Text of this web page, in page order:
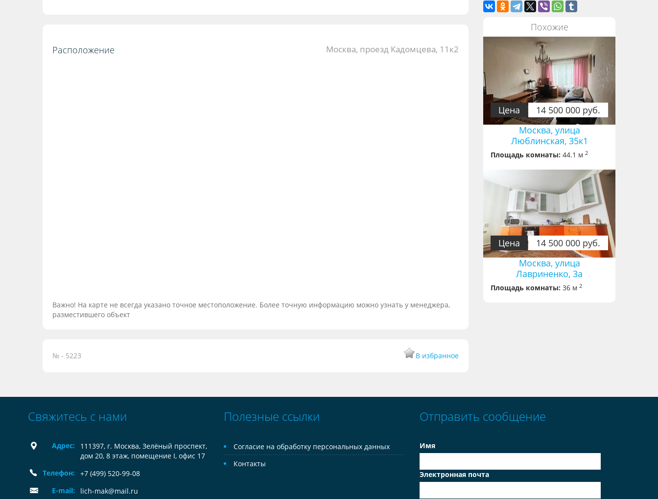
Расположение Москва, проезд Кадомцева, 11к2
Важно! На карте не всегда указано точное местоположение. Более точную информацию можно узнать у менеджера,
разместившего объект
№ - 5223 В избранное
Похожие
14 500 000 руб.
Цена
Москва, улица
Люблинская, 35к1
Площадь комнаты: 44.1 м 2
14 500 000 руб.
Цена
Москва, улица
Лавриненко, 3a
Площадь комнаты: 36 м 2
Свяжитесь с нами
Адрес:
111397, г. Москва, Зелёный проспект,
дом 20, 8 этаж, помещение I, офис 17
Телефон:
+7 (499) 520-99-08
E-mail:
lich-mak@mail.ru
Полезные ссылки
Согласие на обработку персональных данных
Контакты
Отправить сообщение
Имя
Электронная почта